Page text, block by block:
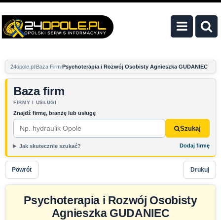
24opole.pl Baza Firm Psychoterapia i Rozwój Osobisty Agnieszka GUDANIEC
Baza firm
FIRMY I USŁUGI
Znajdź firmę, branżę lub usługę
Szukaj
Jak skutecznie szukać? Dodaj firmę
Powrót Drukuj
Psychoterapia i Rozwój Osobisty
Agnieszka GUDANIEC